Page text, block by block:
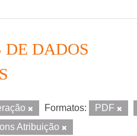
DE DADOS
Formatos: PDF
Atribuição